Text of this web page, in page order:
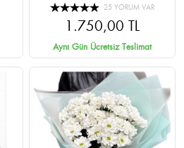
25 YORUM VAR
1.750,00 TL
Aynı Gün Ücretsiz Teslimat